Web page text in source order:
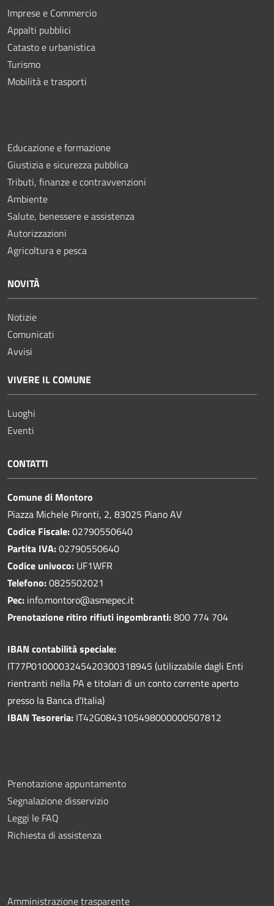
Imprese e Commercio
Appalti pubblici
Catasto e urbanistica
Turismo
Mobilità e trasporti
Educazione e formazione
Giustizia e sicurezza pubblica
Tributi, finanze e contravvenzioni
Ambiente
Salute, benessere e assistenza
Autorizzazioni
Agricoltura e pesca
NOVITÀ
Notizie
Comunicati
Avvisi
VIVERE IL COMUNE
Luoghi
Eventi
CONTATTI
Comune di Montoro
Piazza Michele Pironti, 2, 83025 Piano AV
Codice Fiscale:02790550640
Partita IVA:02790550640
Codice univoco: UF1WFR
Telefono:0825502021
Pec: info.montoro@asmepec.it
Prenotazione ritiro rifiuti ingombranti:800 774 704
IBAN contabilità speciale:
IT77P0100003245420300318945 (utilizzabile dagli Enti
rientranti nella PA e titolari di un conto corrente aperto
presso la Banca d'Italia)
IBAN Tesoreria: IT42G0843105498000000507812
Prenotazione appuntamento
Segnalazione disservizio
Leggi le FAQ
Richiesta di assistenza
Amministrazione trasparente